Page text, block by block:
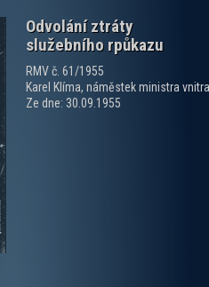
Odvolání ztráty
služebního rpůkazu
RMV č. 61/1955
Karel Klíma, náměstek ministra vnitra
Ze dne: 30.09.1955